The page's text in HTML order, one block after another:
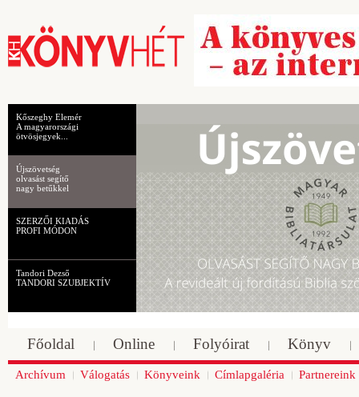
Kőszeghy Elemér
A magyarországi
ötvösjegyek...
Újszövetség
olvasást segítő
nagy betűkkel
SZERZŐI KIADÁS
PROFI MÓDON
Tandori Dezső
TANDORI SZUBJEKTÍV
Főoldal Online Folyóirat Könyv
Archívum Válogatás Könyveink Címlapgaléria Partnereink